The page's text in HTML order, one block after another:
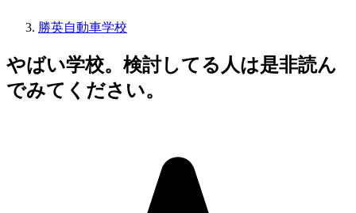
勝英自動車学校
やばい学校。検討してる人は是非読ん
でみてください。